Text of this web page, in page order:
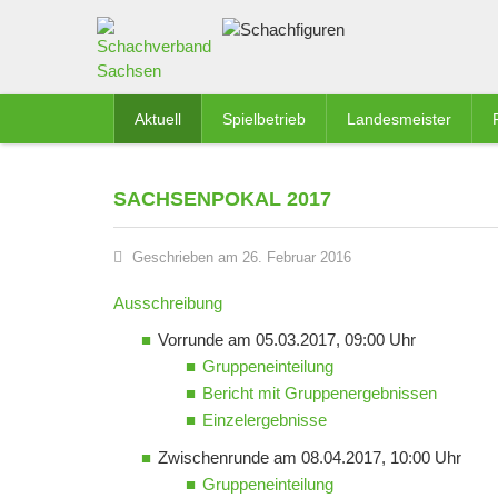
Aktuell Spielbetrieb Landesmeister
SACHSENPOKAL 2017
Geschrieben am 26. Februar 2016
Ausschreibung
Vorrunde am 05.03.2017, 09:00 Uhr
Gruppeneinteilung
Bericht mit Gruppenergebnissen
Einzelergebnisse
Zwischenrunde am 08.04.2017, 10:00 Uhr
Gruppeneinteilung